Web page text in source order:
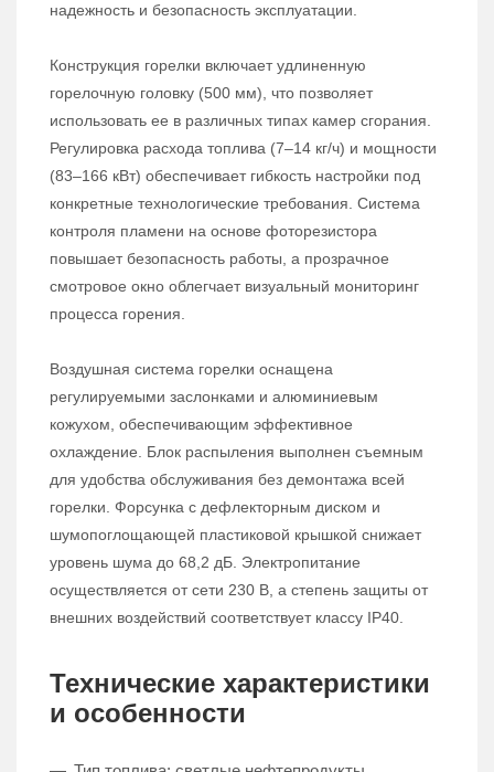
надежность и безопасность эксплуатации.
Конструкция горелки включает удлиненную
горелочную головку (500 мм), что позволяет
использовать ее в различных типах камер сгорания.
Регулировка расхода топлива (7–14 кг/ч) и мощности
(83–166 кВт) обеспечивает гибкость настройки под
конкретные технологические требования. Система
контроля пламени на основе фоторезистора
повышает безопасность работы, а прозрачное
смотровое окно облегчает визуальный мониторинг
процесса горения.
Воздушная система горелки оснащена
регулируемыми заслонками и алюминиевым
кожухом, обеспечивающим эффективное
охлаждение. Блок распыления выполнен съемным
для удобства обслуживания без демонтажа всей
горелки. Форсунка с дефлекторным диском и
шумопоглощающей пластиковой крышкой снижает
уровень шума до 68,2 дБ. Электропитание
осуществляется от сети 230 В, а степень защиты от
внешних воздействий соответствует классу IP40.
Технические характеристики
и особенности